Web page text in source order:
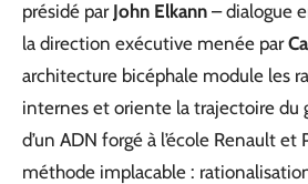
présidé par John Elkann – dialogue
la direction exécutive menée par
architecture bicéphale module les
internes et oriente la trajectoire du
d’un ADN forgé à l’école Renault et
méthode implacable :